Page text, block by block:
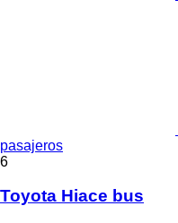
pasajeros
6
Toyota Hiace bus